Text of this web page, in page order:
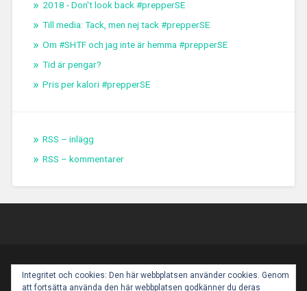
2018 - Don't look back #prepperSE
Till media: Tack, men nej tack #prepperSE
Om #SHTF och jag inte är hemma #prepperSE
Tid är pengar?
Pris per kalori #prepperSE
RSS – inlägg
RSS – kommentarer
PROUDLY POWERED BY WORDPRESS |THEME:
BASKERVILLE 2 BYANDERS NOREN.
Integritet och cookies: Den här webbplatsen använder cookies. Genom
att fortsätta använda den här webbplatsen godkänner du deras